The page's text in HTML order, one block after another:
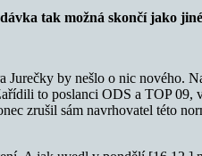
tak možná skončí jako
by nešlo o nic nového.
to poslanci ODS a TOP
zrušil sám navrhovatel této